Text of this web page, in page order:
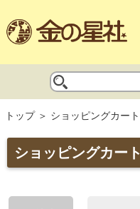
トップ ショッピングカート
ショッピングカート